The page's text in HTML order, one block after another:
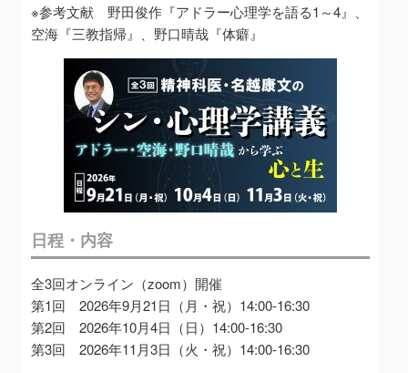
※参考文献 野田俊作『アドラー心理学を語る1～4』、
空海『三教指帰』、野口晴哉『体癖』
日程・内容
全3回オンライン（zoom）開催
第1回 2026年9月21日（月・祝）14:00-16:30
第2回 2026年10月4日（日）14:00-16:30
第3回 2026年11月3日（火・祝）14:00-16:30